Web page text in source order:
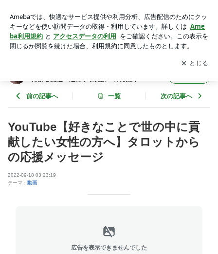
ットからの応援メッセージ | 西洋占星術・タロット・家系ルー
ツの紐解きによる開運 運命学研究所 神野悠華
アプリをダウンロードして ブログの更新通知
を受け取りまし
ょう。
開く
による開運 運命学研究所 神野悠華
前の記事へ 一覧 次の記事へ
YouTube【好きなことで世の中に貢
献したい女性の方へ】タロットから
の応援メッセージ
2022-09-18 03:23:19
テーマ： 動画
広告を表示できませんでした